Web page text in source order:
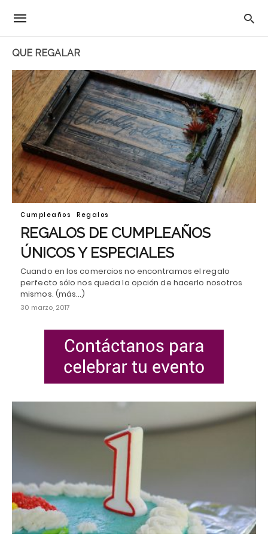
QUE REGALAR
Cumpleaños Regalos
REGALOS DE CUMPLEAÑOS
ÚNICOS Y ESPECIALES
Cuando en los comercios no encontramos el regalo
perfecto sólo nos queda la opción de hacerlo nosotros
mismos. (más…)
30 marzo, 2017